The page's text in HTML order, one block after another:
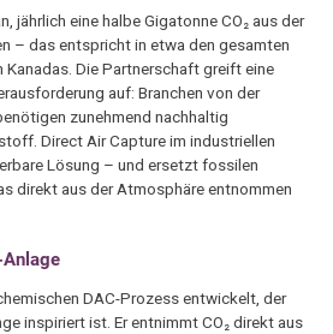
jährlich eine halbe Gigatonne CO₂ aus der
– das entspricht in etwa den gesamten
Kanadas. Die Partnerschaft greift eine
auf: Branchen von der
zunehmend nachhaltig
Direct Air Capture im industriellen
Lösung – und ersetzt fossilen
direkt aus der Atmosphäre entnommen
DAC-Prozess entwickelt, der
inspiriert ist. Er entnimmt CO₂ direkt aus